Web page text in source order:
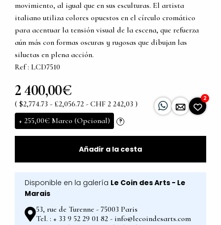
movimiento, al igual que en sus esculturas. El artista
italiano utiliza colores opuestos en el círculo cromático
para acentuar la tensión visual de la escena, que refuerza
aún más con formas oscuras y rugosas que dibujan las
siluetas en plena acción.
Ref : LCD7510
2 400,00€
( $2,774.73 - £2,056.72 - CHF 2 242,03 )
+ 255,00€ Marco (Opcional) ?
2
Añadir a la cesta
Disponible en la galería Le Coin des Arts - Le
Marais
53, rue de Turenne - 75003 Paris
Tel. : + 33 9 52 29 01 82 - info@lecoindesarts.com